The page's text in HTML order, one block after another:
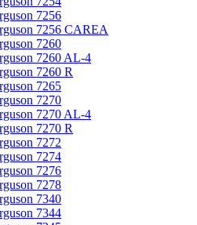
7256
7256 CAREA
7260
7260 AL-4
7260 R
7265
7270
7270 AL-4
7270 R
7272
7274
7276
7278
7340
7344